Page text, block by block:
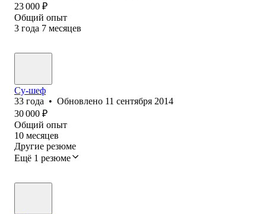
23 000 ₽
Общий опыт
3 года 7 месяцев
Су-шеф
33 года • Обновлено 11 сентября 2014
30 000 ₽
Общий опыт
10 месяцев
Другие резюме
Ещё 1 резюме